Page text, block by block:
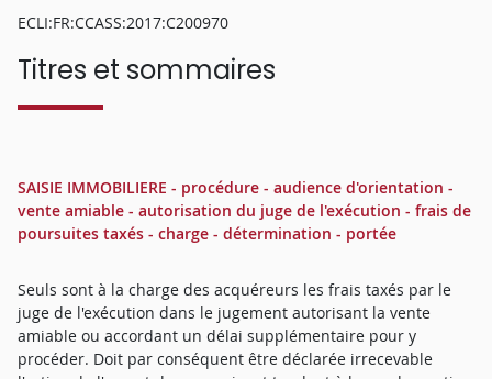
ECLI:FR:CCASS:2017:C200970
Titres et sommaires
SAISIE IMMOBILIERE - procédure - audience d'orientation -
vente amiable - autorisation du juge de l'exécution - frais de
poursuites taxés - charge - détermination - portée
Seuls sont à la charge des acquéreurs les frais taxés par le
juge de l'exécution dans le jugement autorisant la vente
amiable ou accordant un délai supplémentaire pour y
procéder. Doit par conséquent être déclarée irrecevable